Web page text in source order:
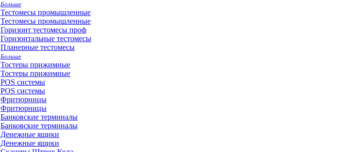
Больше
Тестомесы промышленные
Тестомесы промышленные
Горизонт тестомесы проф
Горизонтальные тестомесы
Планерные тестомесы
Больше
Тостеры прижимные
Тостеры прижимные
POS системы
POS системы
Фритюрницы
Фритюрницы
Банковские терминалы
Банковские терминалы
Денежные ящики
Денежные ящики